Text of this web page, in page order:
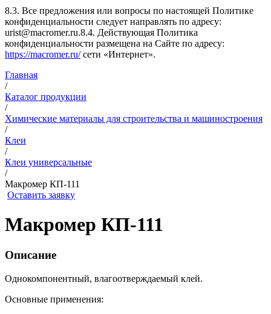
8.3. Все предложения или вопросы по настоящей Политике
конфиденциальности следует направлять по адресу:
urist@macromer.ru.8.4. Действующая Политика
конфиденциальности размещена на Сайте по адресу:
https://macromer.ru/сети «Интернет».
Главная
/
Каталог продукции
/
Химические материалы для строительства и машиностроения
/
Клеи
/
Клеи универсальные
/
Макромер КП-111
Оставить заявку
Макромер КП-111
Описание
Однокомпонентный, влагоотверждаемый клей.
Основные применения: